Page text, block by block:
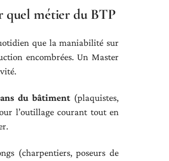
quel métier du BTP
que la maniabilité sur
encombrées. Un Master
du bâtiment (plaquistes,
l’outillage courant tout en
(charpentiers, poseurs de